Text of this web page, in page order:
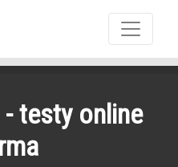
testy online